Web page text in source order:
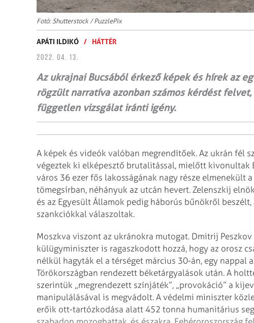
Fotó: Shutterstock / PuzzlePix
APÁTI ILDIKÓ / HÁTTÉR
2022. 04. 13.
Az ukrajnai Bucsából érkező képek és hírek az
rögzült narratíva azonban számos kérdést
független vizsgálat iránti igény.
A képek és videók valóban megrendítőek. Az ukrán fél
végeztek ki elképesztő brutalitással, mielőtt kivonultak
város 36 ezer fős lakosságának nagy része elmenekült
tömegsírban, néhányuk az utcán hevert. Zelenszkij
és az Egyesült Államok pedig háborús bűnökről
szankciókkal válaszoltak.
Moszkva viszont az ukránokra mutogat. Dmitrij
külügyminiszter is ragaszkodott hozzá, hogy az orosz
nélkül hagyták el a térséget március 30-án, egy nappal
Törökországban rendezett béketárgyalások után. A
szerintük „megrendezett színjáték”, „provokáció” a
manipulálásával is megvádolt. A védelmi miniszter
erőik ott-tartózkodása alatt 452 tonna humanitárius